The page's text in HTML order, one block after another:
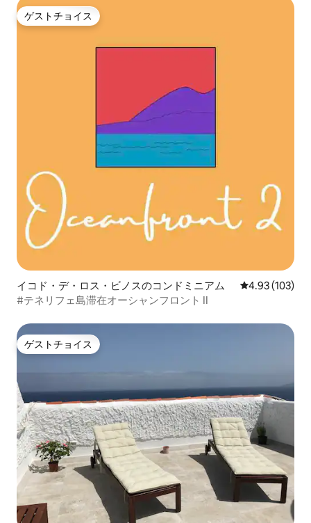
ゲストチョイス
ゲストチョイス
イコド・デ・ロス・ビノスのコンドミニアム レビュー103
4.93 (103)
#テネリフェ島滞在オーシャンフロント II
ゲストチョイス
ゲストチョイス